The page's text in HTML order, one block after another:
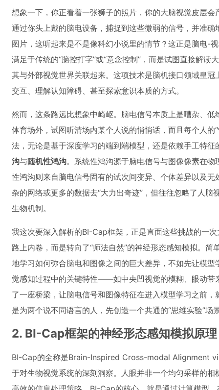
想象一下，你正看着一张狮子的照片，你的大脑视觉皮层
通过你头上戴的脑电设备，捕捉到这些微弱的信号，并准
图片，这听起来是不是像科幻小说里的情节？这正是脑电-
满足于传统的“脑控打字”或“意念控制”，而是试图直接解读
其与外部视觉世界关联起来。这项技术是脑机接口领域皇
交互、理解认知障碍、甚至探索意识本质的方式。
然而，这条路远比想象中崎岖。脑电信号本质上是嘈杂、
体育场外，试图听清场内某个人说的悄悄话，而且每个人的
法，无论是基于深度学习的端到端模型，还是依赖手工特
沟与随机性鸿沟。系统性鸿沟源于脑电信号与图像像素在
性鸿沟则来自脑电信号固有的试次间变异、个体差异以及
杂的网络或更多的数据去“大力出奇迹”，但往往忽略了人
生物机制。
我这次要深入解析的BI-Cap框架，正是直面这些挑战的一
路上内卷，而是转向了“师法自然”的神经形态感知模拟。
地学习如何弥合脑电和图像之间的巨大差异，不如先让模型
觉感知过程中的关键特性——如中央凹视觉的模糊、眼动
了一座桥梁，让脑电信号和图像特征在进入模型学习之前，
是为两个说不同语言的人，先创造一个共通的“思维实验”场
2. BI-Cap框架的神经形态感知模拟原理
BI-Cap的全称是Brain-Inspired Cross-modal Alignment
于对生物视觉系统的深刻洞察。人眼并非一个均匀采样的